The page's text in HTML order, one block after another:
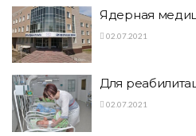
Ядерная
02.07.2021
Для
02.07.2021